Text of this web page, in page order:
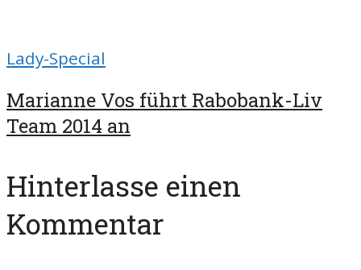
Lady-Special
Marianne Vos führt Rabobank-Liv
Team 2014 an
Hinterlasse einen
Kommentar